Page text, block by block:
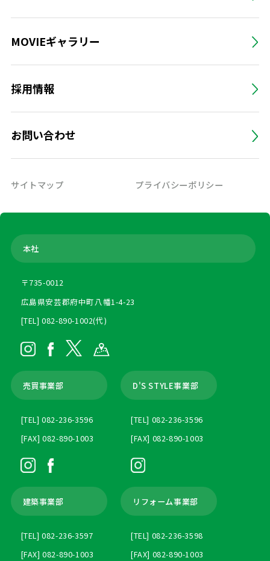
MOVIEギャラリー
採用情報
お問い合わせ
サイトマップ プライバシーポリシー
本社
〒735-0012
広島県安芸郡府中町八幡1-4-23
[TEL] 082-890-1002(代)
売買事業部
[TEL] 082-236-3596
[FAX] 082-890-1003
D'S STYLE事業部
[TEL] 082-236-3596
[FAX] 082-890-1003
建築事業部
[TEL] 082-236-3597
[FAX] 082-890-1003
リフォーム事業部
[TEL] 082-236-3598
[FAX] 082-890-1003